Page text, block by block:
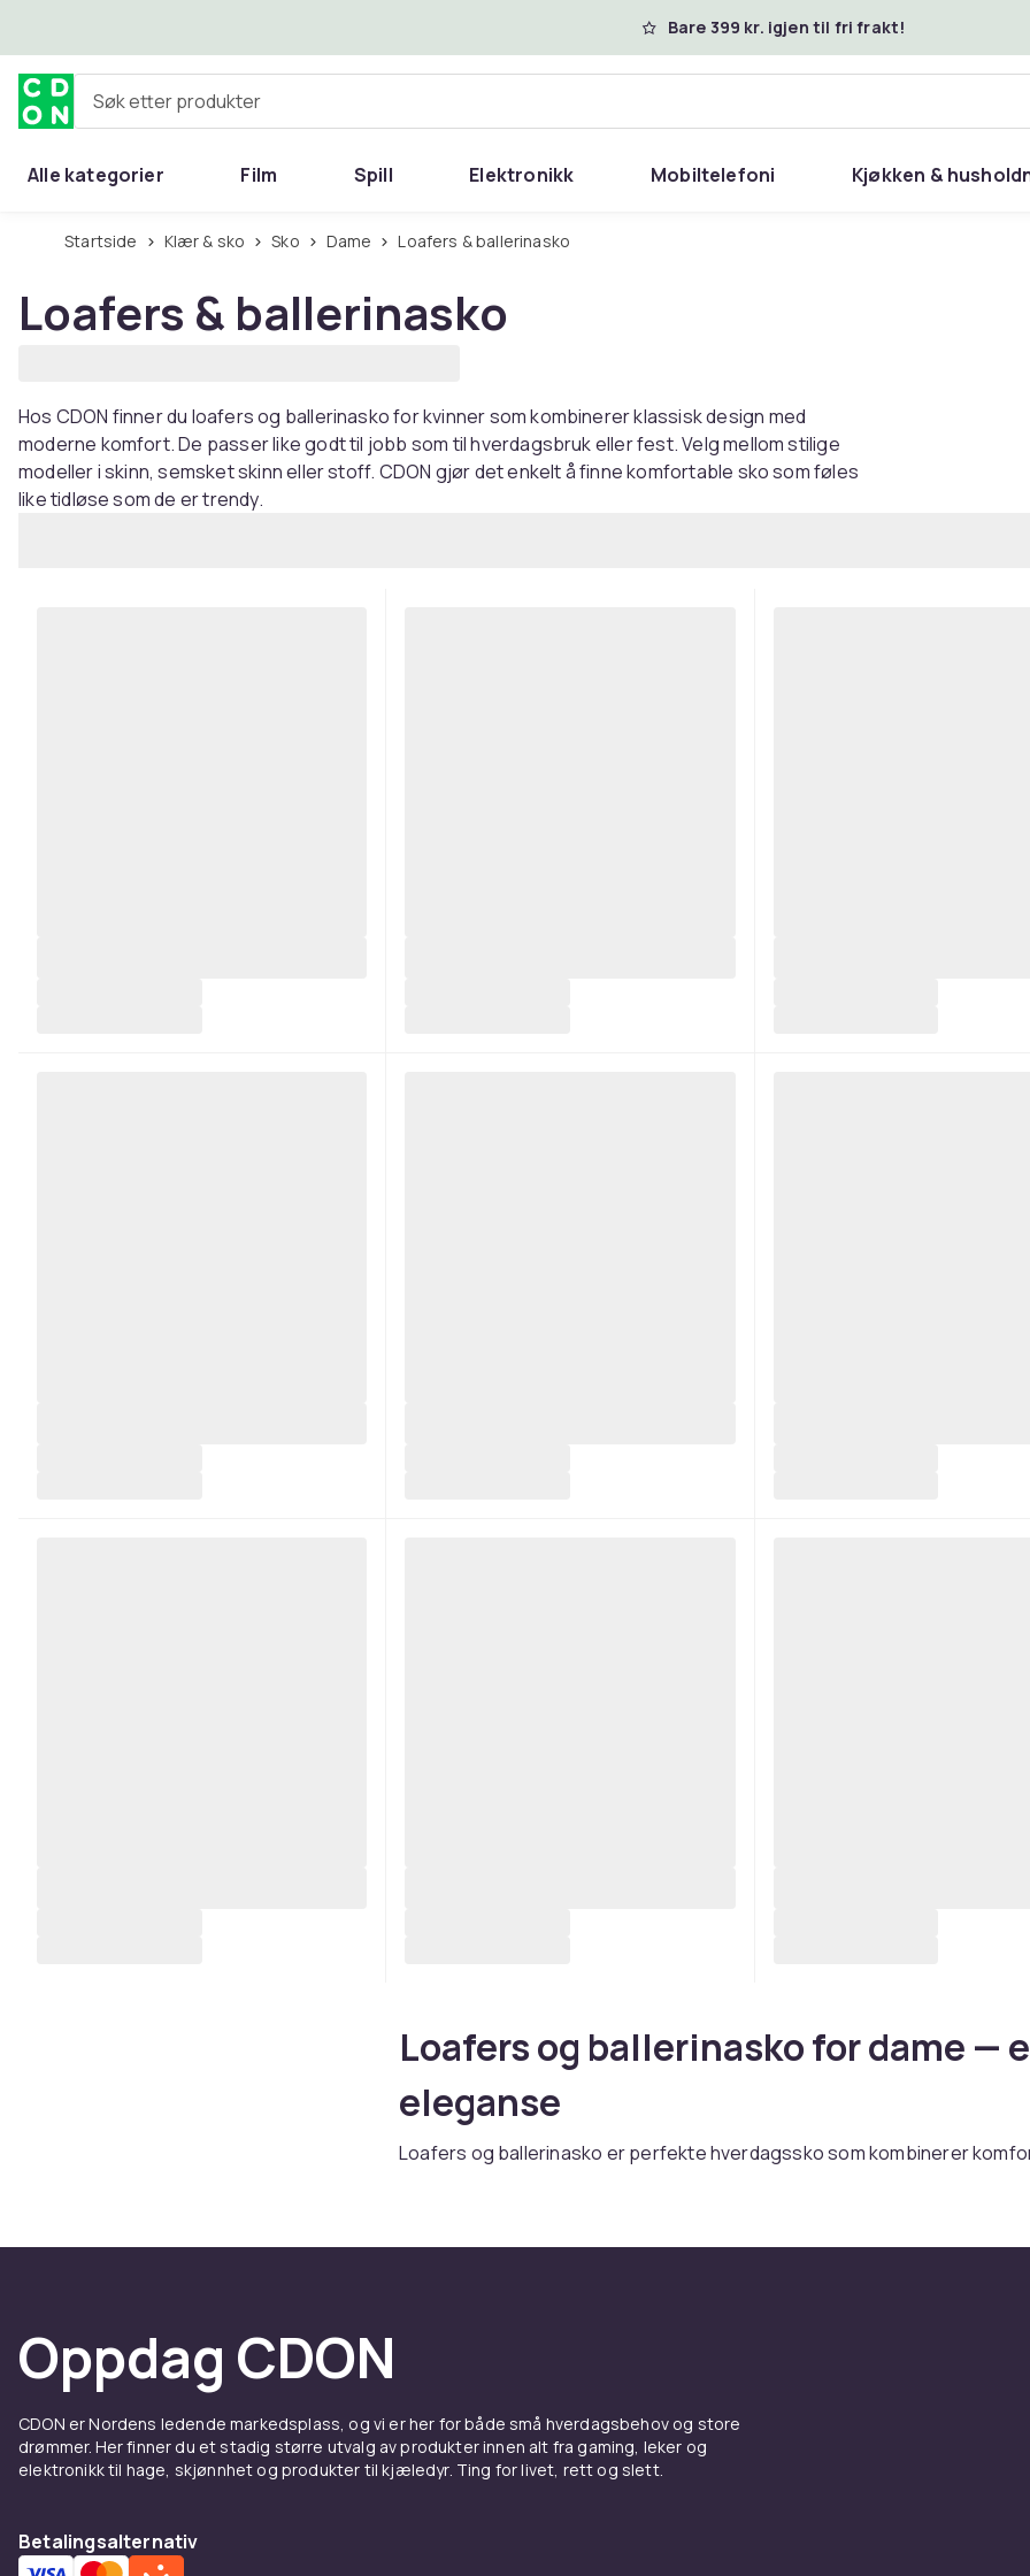
Bare 399 kr. igjen til fri frakt!
Søk etter produkter
Alle kategorier Film Spill Elektronikk Mobiltelefoni Kjøkken &
Startside Klær & sko Sko Dame Loafers & ballerinasko
Loafers & ballerinasko
Hos CDON finner du loafers og ballerinasko for kvinner som kombinerer klassisk design med
moderne komfort. De passer like godt til jobb som til hverdagsbruk eller fest. Velg mellom stilige
modeller i skinn, semsket skinn eller stoff. CDON gjør det enkelt å finne komfortable sko som føles
like tidløse som de er trendy.
Loafers og ballerinasko for dame —
eleganse
Loafers og ballerinasko er perfekte hverdagssko som kombinerer
Loafers til en klassisk look
Ballerinasko er kanskje den mest komfortable skotypen som fortsatt ser
ut. Lakkmodeller er festfine. Canvasmodeller er lette hverdagssko.
Oppdag CDON
CDON er Nordens ledende markedsplass, og vi er her for både små hverdagsbehov og store
drømmer. Her finner du et stadig større utvalg av produkter innen alt fra gaming, leker og
elektronikk til hage, skjønnhet og produkter til kjæledyr. Ting for livet, rett og slett.
Betalingsalternativ